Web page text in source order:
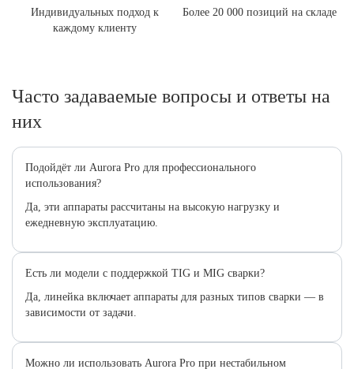
Индивидуальных подход к
каждому клиенту
Более 20 000 позиций на складе
Часто задаваемые вопросы и ответы на
них
Подойдёт ли Aurora Pro для профессионального
использования?
Да, эти аппараты рассчитаны на высокую нагрузку и
ежедневную эксплуатацию.
Есть ли модели с поддержкой TIG и MIG сварки?
Да, линейка включает аппараты для разных типов сварки — в
зависимости от задачи.
Можно ли использовать Aurora Pro при нестабильном